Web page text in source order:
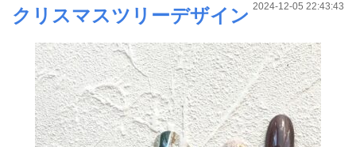
2024-12-05 22:43:43
クリスマスツリーデザイン